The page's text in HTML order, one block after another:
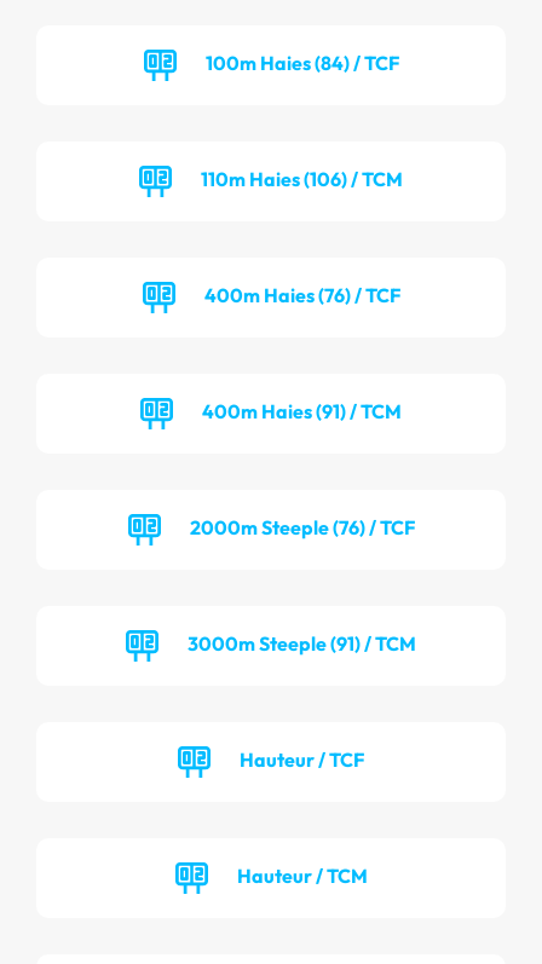
100m Haies (84) / TCF
110m Haies (106) / TCM
400m Haies (76) / TCF
400m Haies (91) / TCM
2000m Steeple (76) / TCF
3000m Steeple (91) / TCM
Hauteur / TCF
Hauteur / TCM